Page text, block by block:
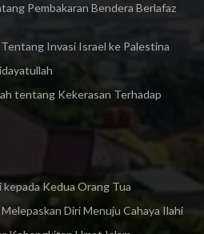
Pembakaran Bendera Berlafaz
Invasi Israel ke Palestina
tentang Kekerasan Terhadap
Kedua Orang Tua
Diri Menuju Cahaya Ilahi